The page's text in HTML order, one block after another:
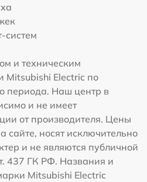
систем
и техническим
Mitsubishi Electric по
периода. Наш центр в
и не имеет
от производителя. Цены
сайте, носят исключительно
и не являются публичной
437 ГК РФ. Названия и
Mitsubishi Electric